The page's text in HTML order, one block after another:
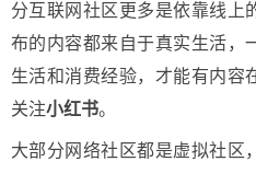
分互联网社区更多是依靠线上
布的内容都来自于真实生活，
生活和消费经验，才能有内容
关注小红书。
大部分网络社区都是虚拟社区